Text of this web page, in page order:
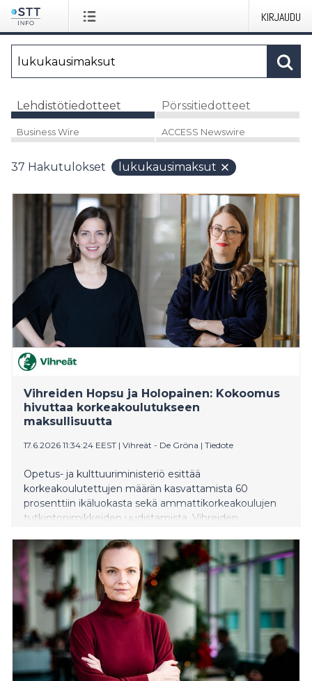
KIRJAUDU
Lehdistötiedotteet Pörssitiedotteet
Business Wire ACCESS Newswire
37 Hakutulokset lukukausimaksut
Vihreiden Hopsu ja Holopainen: Kokoomus
hivuttaa korkeakoulutukseen
maksullisuutta
17.6.2026 11:34:24 EEST | Vihreät - De Gröna | Tiedote
Opetus- ja kulttuuri­ministeriö esittää
korkeakoulutettujen määrän kasvattamista 60
prosenttiin ikäluokasta sekä ammattikorkeakoulujen
tutkintonimikkeiden uudistamista. Vihreiden
korostavat tutkintojen laadun merkitystä, maksutonta
koulutusta sekä opiskelijoiden toimeentuloa.